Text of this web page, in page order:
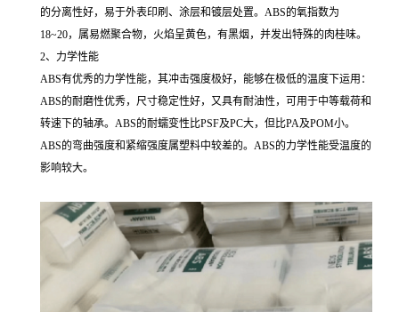
的分离性好，易于外表印刷、涂层和镀层处置。ABS的氧指数为
18~20，属易燃聚合物，火焰呈黄色，有黑烟，并发出特殊的肉桂味。
2、力学性能
ABS有优秀的力学性能，其冲击强度极好，能够在极低的温度下运用：
ABS的耐磨性优秀，尺寸稳定性好，又具有耐油性，可用于中等载荷和
转速下的轴承。ABS的耐蠕变性比PSF及PC大，但比PA及POM小。
ABS的弯曲强度和紧缩强度属塑料中较差的。ABS的力学性能受温度的
影响较大。